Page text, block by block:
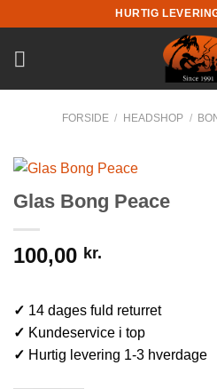
til
indhold
HURTIG
FORSIDE / HEADSHOP /
Glas Bong Peace
100,00 kr.
✓ 14 dages fuld returret
✓ Kundeservice i top
✓ Hurtig levering 1-3 hverdage